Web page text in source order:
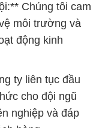
Chúng tôi cam
môi trường và
động kinh
ty liên tục đầu
cho đội ngũ
nghiệp và đáp